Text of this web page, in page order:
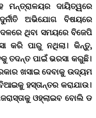
ମନ୍ତ୍ରାଳୟର ଦାୟିତ୍ୱରେ
ଅଭିଯୋଗ ବିଷୟରେ
ଥିବା ସମୟରେ ବିଜେପି
କରି ପାରୁ ନଥିଲା। କିନ୍ତୁ,
ତଦନ୍ତ ପାଇଁ ଭରସା କରୁଛି।
ଖସାଇ ଦେବାକୁ ଉଦ୍ୟମ
ହସ୍ତାନ୍ତର କରାଯାଉ।
ଓହ୍ଲାଇବ ବୋଲି ଡ